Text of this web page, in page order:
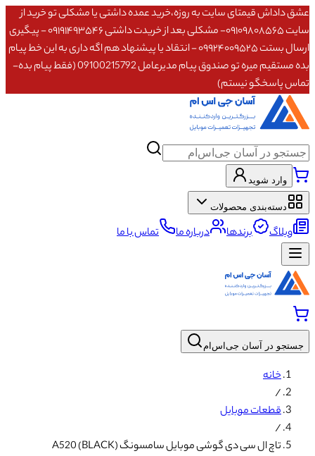
عشق داداش قیمتای سایت به روزه،خرید عمده داشتی یا مشکلی تو خرید از
سایت ۰۹۱۰۹۸۰۸۵۶۵- مشکلی بعد از خریدت داشتی ۰۹۱۹۱۴۹۳۵۴۶ - پیگیری
ارسال بستت ۰۹۹۲۴۰۰۹۵۲۵ - انتقاد یا پیشنهاد هم اگه داری به این خط پیام
بده مستقیم میره تو صندوق پیام مدیرعامل 09100215792 (فقط پیام بده-
تماس پاسخگو نیستم)
وارد شوید
دسته‌بندی محصولات
وبلاگ برندها درباره ما تماس با ما
جستجو در آسان جی‌اس‌ام
خانه
/
قطعات موبایل
/
تاچ ال سی دی گوشی موبایل سامسونگ A520 (BLACK)